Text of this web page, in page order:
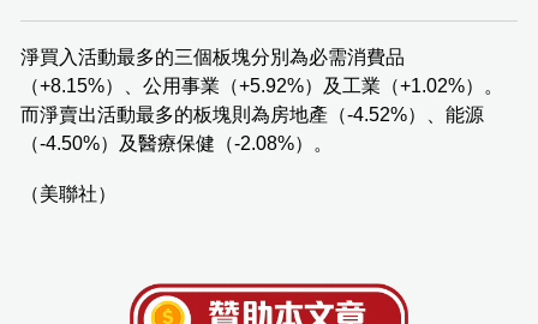
淨買入活動最多的三個板塊分別為必需消費品
（+8.15%）、公用事業（+5.92%）及工業（+1.02%）。
而淨賣出活動最多的板塊則為房地產（-4.52%）、能源
（-4.50%）及醫療保健（-2.08%）。
（美聯社）